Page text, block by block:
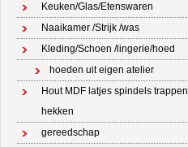
Keuken/Glas/Etenswaren
Naaikamer /Strijk /was
Kleding/Schoen /lingerie/hoed
hoeden uit eigen atelier
Hout MDF latjes spindels trappen
hekken
gereedschap